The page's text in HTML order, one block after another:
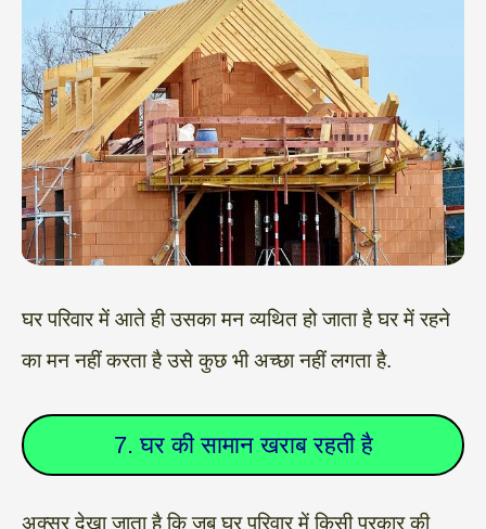
घर परिवार में आते ही उसका मन व्यथित हो जाता है घर में रहने
का मन नहीं करता है उसे कुछ भी अच्छा नहीं लगता है.
7. घर की सामान खराब रहती है
अक्सर देखा जाता है कि जब घर परिवार में किसी प्रकार की